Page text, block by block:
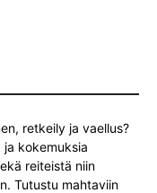
retkeily ja vaellus?
kokemuksia
reiteistä niin
Tutustu mahtaviin